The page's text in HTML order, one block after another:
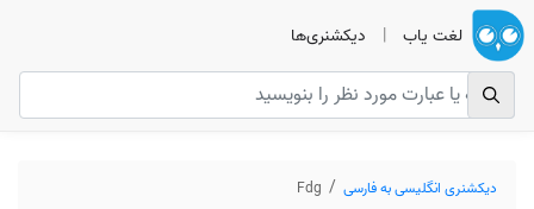
لغت یاب | دیکشنری‌ها
دیکشنری انگلیسی به فارسی Fdg